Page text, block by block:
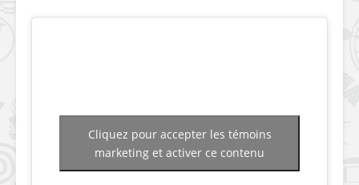
Cliquez pour accepter les témoins
marketing et activer ce contenu
6.72 / 7.02
[Vita] La team CBPS